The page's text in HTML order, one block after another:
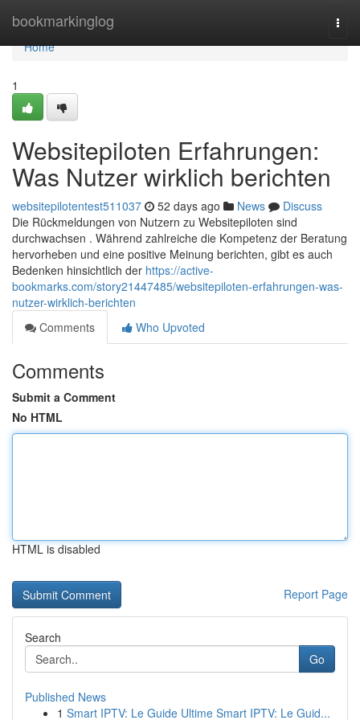
bookmarkinglog
Home
Home
1
Websitepiloten Erfahrungen:
Was Nutzer wirklich berichten
websitepilotentest511037 52 days ago News
Discuss
Die Rückmeldungen von Nutzern zu Websitepiloten sind
durchwachsen . Während zahlreiche die Kompetenz der Beratung
hervorheben und eine positive Meinung berichten, gibt es auch
Bedenken hinsichtlich der https://active-
bookmarks.com/story21447485/websitepiloten-erfahrungen-was-
nutzer-wirklich-berichten
Comments
Who Upvoted
Comments
Submit a Comment
No HTML
HTML is disabled
Report Page
Search
Go
Published News
1 Smart IPTV: Le Guide Ultime Smart IPTV: Le Guid...